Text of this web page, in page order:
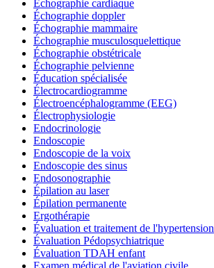
Échographie cardiaque
Échographie doppler
Échographie mammaire
Échographie musculosquelettique
Échographie obstétricale
Échographie pelvienne
Éducation spécialisée
Électrocardiogramme
Électroencéphalogramme (EEG)
Électrophysiologie
Endocrinologie
Endoscopie
Endoscopie de la voix
Endoscopie des sinus
Endosonographie
Épilation au laser
Épilation permanente
Ergothérapie
Évaluation et traitement de l'hypertension
Évaluation Pédopsychiatrique
Évaluation TDAH enfant